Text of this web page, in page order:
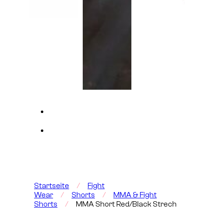
Startseite /
Fight
Wear
/ Shorts /
MMA & Fight
Shorts
/
MMA Short Red/Black Strech